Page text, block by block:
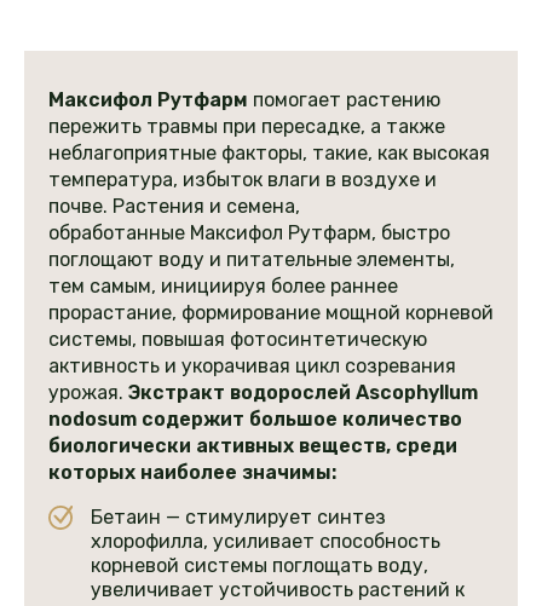
Максифол Рутфарм помогает растению
пережить травмы при пересадке, а также
неблагоприятные факторы, такие, как высокая
температура, избыток влаги в воздухе и
почве. Растения и семена,
обработанные Максифол Рутфарм, быстро
поглощают воду и питательные элементы,
тем самым, инициируя более раннее
прорастание, формирование мощной корневой
системы, повышая фотосинтетическую
активность и укорачивая цикл созревания
урожая. Экстракт водорослей Ascophyllum
nodosum содержит большое количество
биологически активных веществ, среди
которых наиболее значимы:
Бетаин — стимулирует синтез
хлорофилла, усиливает способность
корневой системы поглощать воду,
увеличивает устойчивость растений к